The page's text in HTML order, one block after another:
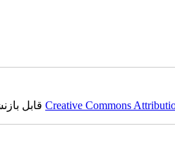
Creative Commonsقابل